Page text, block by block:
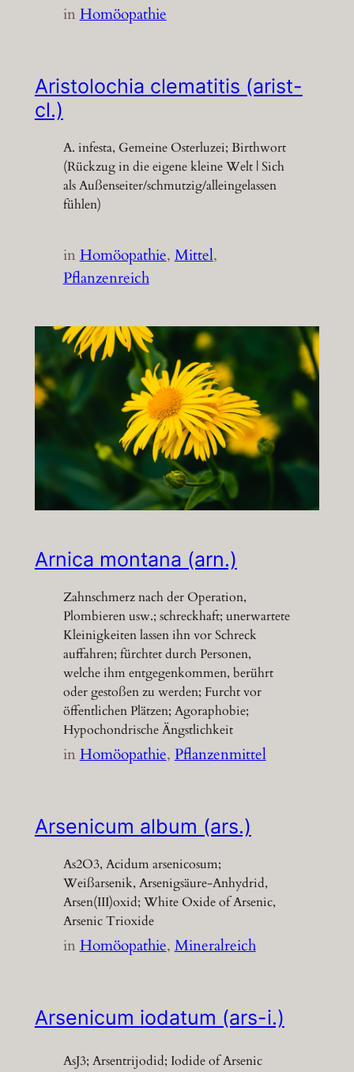
inHomöopathie
Aristolochia clematitis (arist-
cl.)
A. infesta, Gemeine Osterluzei; Birthwort
(Rückzug in die eigene kleine Welt | Sich
als Außenseiter/schmutzig/alleingelassen
fühlen)
inHomöopathie, Mittel
Pflanzenreich
Arnica montana (arn.)
Zahnschmerz nach der Operation,
Plombieren usw.; schreckhaft; unerwartete
Kleinigkeiten lassen ihn vor Schreck
auffahren; fürchtet durch Personen,
welche ihm entgegenkommen, berührt
oder gestoßen zu werden; Furcht vor
öffentlichen Plätzen; Agoraphobie;
Hypochondrische Ängstlichkeit
inHomöopathie, Pflanzenmittel
Arsenicum album (ars.)
As2O3, Acidum arsenicosum;
Weißarsenik, Arsenigsäure-Anhydrid,
Arsen(III)oxid; White Oxide of Arsenic,
Arsenic Trioxide
inHomöopathie, Mineralreich
Arsenicum iodatum (ars-i.)
AsJ3; Arsentrijodid; Iodide of Arsenic